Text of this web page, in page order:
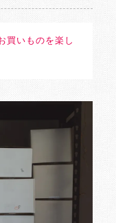
買いものを楽し